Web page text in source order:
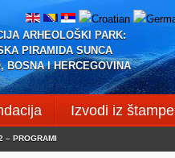
ARHEOLOŠKI PARK:
PIRAMIDA SUNCA
BOSNA I HERCEGOVINA
Izvodi iz štampe
– PROGRAMI